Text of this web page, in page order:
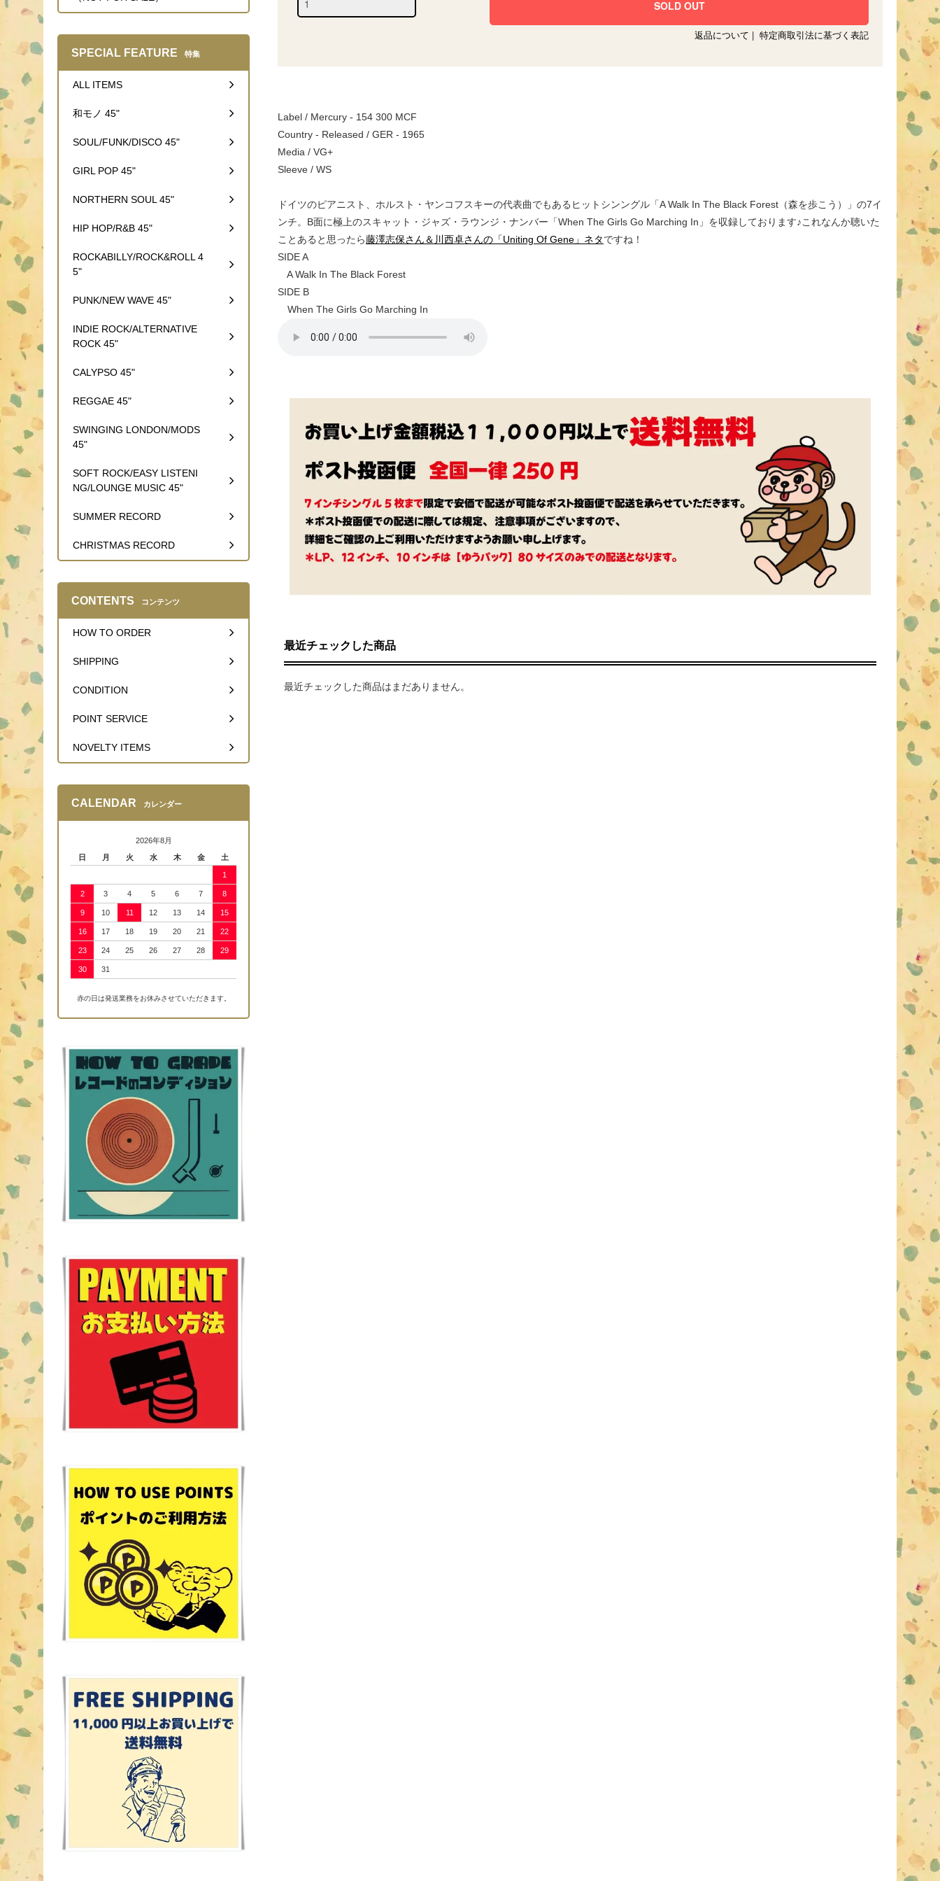
返品について 特定商取引法に基づく表記
Label / Mercury - 154 300 MCF
Country - Released / GER - 1965
Media / VG+
Sleeve / WS
ドイツのピアニスト、ホルスト・ヤンコフスキーの代表曲でもあるヒットシンングル「A Walk In The Black Forest（森を歩こう）」の7イ
ンチ。B面に極上のスキャット・ジャズ・ラウンジ・ナンバー「When The Girls Go Marching In」を収録しております♪これなんか聴いた
ことあると思ったら藤澤志保さん＆川西卓さんの「Uniting Of Gene」ネタですね！
SIDE A
A Walk In The Black Forest
SIDE B
When The Girls Go Marching In
最近チェックした商品
最近チェックした商品はまだありません。
SPECIAL FEATURE 特集
ALL ITEMS
和モノ 45"
SOUL/FUNK/DISCO 45"
GIRL POP 45"
NORTHERN SOUL 45"
HIP HOP/R&B 45"
ROCKABILLY/ROCK&ROLL 4
5"
PUNK/NEW WAVE 45"
INDIE ROCK/ALTERNATIVE
ROCK 45"
CALYPSO 45"
REGGAE 45"
SWINGING LONDON/MODS
45"
SOFT ROCK/EASY LISTENI
NG/LOUNGE MUSIC 45"
SUMMER RECORD
CHRISTMAS RECORD
CONTENTS コンテンツ
HOW TO ORDER
SHIPPING
CONDITION
POINT SERVICE
NOVELTY ITEMS
CALENDAR カレンダー
2026年8月
日
月 火 水 木 金 土
1
2 3 4 5 6 7 8
9 10 11 12 13 14 15
16 17 18 19 20 21 22
23 24 25 26 27 28 29
30 31
赤の日は発送業務をお休みさせていただきます。